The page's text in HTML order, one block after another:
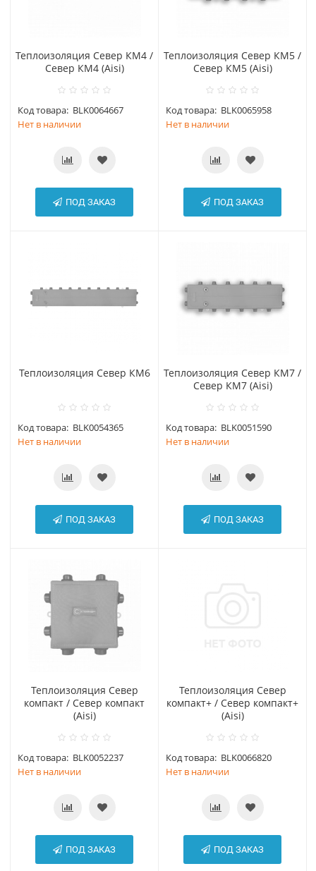
Теплоизоляция Север КМ4 /
Север КМ4 (Aisi)
Код товара: BLK0064667
Нет в наличии
ПОД ЗАКАЗ
Теплоизоляция Север КМ5 /
Север КМ5 (Aisi)
Код товара: BLK0065958
Нет в наличии
ПОД ЗАКАЗ
Теплоизоляция Север КМ6
Код товара: BLK0054365
Нет в наличии
ПОД ЗАКАЗ
Теплоизоляция Север КМ7 /
Север КМ7 (Aisi)
Код товара: BLK0051590
Нет в наличии
ПОД ЗАКАЗ
Теплоизоляция Север
компакт / Север компакт
(Aisi)
Код товара: BLK0052237
Нет в наличии
ПОД ЗАКАЗ
Теплоизоляция Север
компакт+ / Север компакт+
(Aisi)
Код товара: BLK0066820
Нет в наличии
ПОД ЗАКАЗ